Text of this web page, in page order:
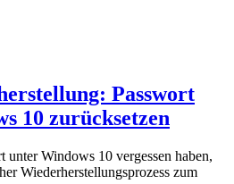
Passwort
10 zurücksetzen
unter Windows 10 vergessen haben,
Wiederherstellungsprozess zum